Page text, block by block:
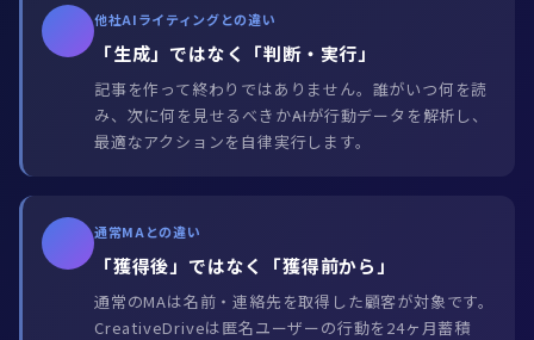
他社AIライティングとの違い
「生成」ではなく「判断・実行」
記事を作って終わりではありません。誰がいつ何を読
み、次に何を見せるべきか――AIが行動データを解析し、
最適なアクションを自律実行します。
通常MAとの違い
「獲得後」ではなく「獲得前から」
通常のMAは名前・連絡先を取得した顧客が対象です。
CreativeDriveは匿名ユーザーの行動を24ヶ月蓄積